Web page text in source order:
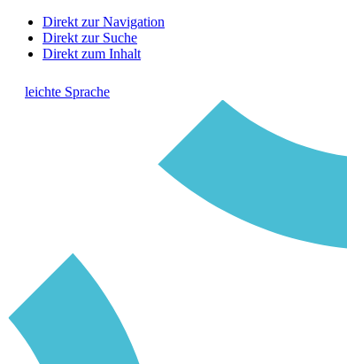
Direkt zur Navigation
Direkt zur Suche
Direkt zum Inhalt
leichte Sprache